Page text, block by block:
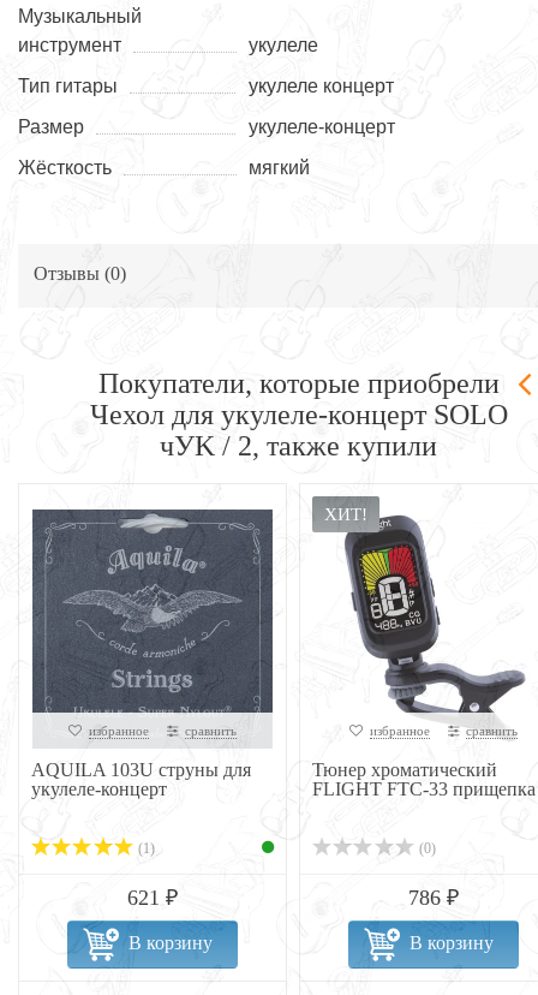
Музыкальный
инструмент
укулеле
Тип гитары
укулеле концерт
Размер
укулеле-концерт
Жёсткость
мягкий
Отзывы (0)
Покупатели, которые приобрели
Чехол для укулеле-концерт SOLO
чУK / 2, также купили
избранное сравнить
AQUILA 103U струны для
укулеле-концерт
(1)
621 ₽
В корзину
ХИТ!
избранное сравнить
Тюнер хроматический
FLIGHT FTC-33 прищепка
(0)
786 ₽
В корзину